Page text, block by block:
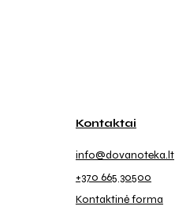
Kontaktai
info@dovanoteka.lt
+370 665 30500
Kontaktinė forma